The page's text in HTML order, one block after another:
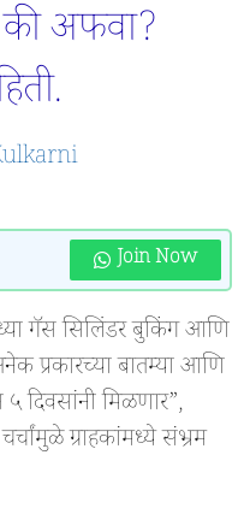
की अफवा?
Join Now
गॅस सिलिंडर बुकिंग आणि
प्रकारच्या बातम्या आणि
दिवसांनी मिळणार”,
ग्राहकांमध्ये संभ्रम